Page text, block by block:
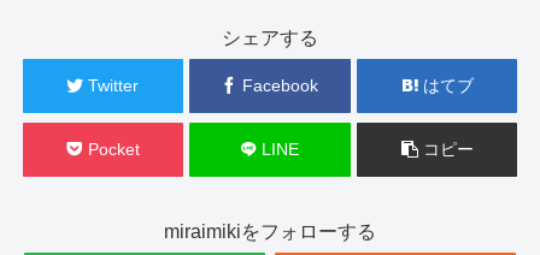
シェアする
Twitter Facebook はてブ
Pocket LINE コピー
miraimikiをフォローする